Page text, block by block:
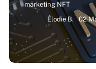
marketing NFT
Élodie B.
02